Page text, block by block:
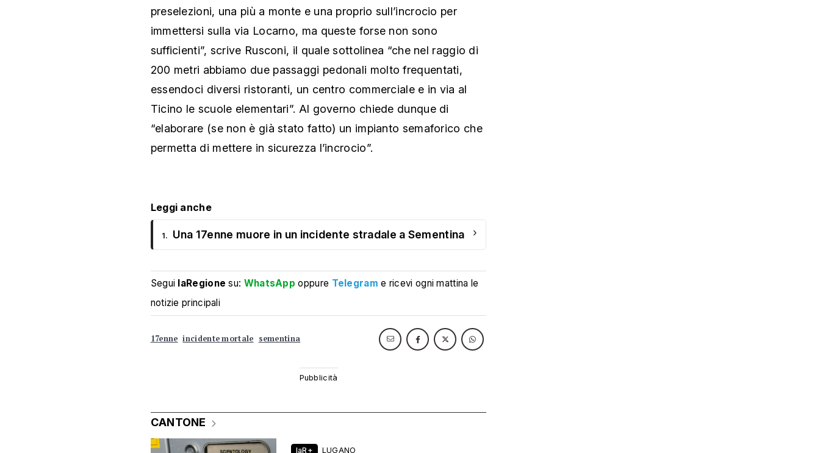
preselezioni, una più a monte e una proprio sull’incrocio per
immettersi sulla via Locarno, ma queste forse non sono
sufficienti”, scrive Rusconi, il quale sottolinea “che nel raggio di
200 metri abbiamo due passaggi pedonali molto frequentati,
essendoci diversi ristoranti, un centro commerciale e in via al
Ticino le scuole elementari”. Al governo chiede dunque di
“elaborare (se non è già stato fatto) un impianto semaforico che
permetta di mettere in sicurezza l’incrocio”.
Leggi anche
1. Una 17enne muore in un incidente stradale a Sementina ›
Segui laRegione su: WhatsApp oppure Telegram e ricevi ogni mattina le
notizie principali
17enne incidente mortale sementina
CANTONE
laR+ LUGANO